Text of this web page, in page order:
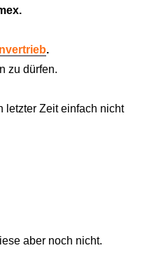
.
zu dürfen.
letzter Zeit einfach nicht
aber noch nicht.